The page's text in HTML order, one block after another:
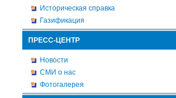
Историческая справка
Газификация
ПРЕСС-ЦЕНТР
Новости
СМИ о нас
Фотогалерея